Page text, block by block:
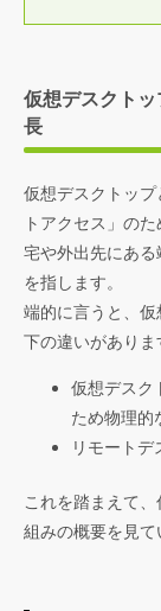
仮想デスクト
長
仮想デスクトッ
トアクセス」の
宅や外出先にあ
を指します。
端的に言うと、
下の違いがありま
仮想デスク
ため物理的
リモート
これを踏まえて
組みの概要を見て